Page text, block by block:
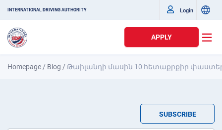
INTERNATIONAL DRIVING AUTHORITY Login
APPLY
Homepage / Blog / Թաիլանդի մասին 10 հետաքրքիր
SUBSCRIBE